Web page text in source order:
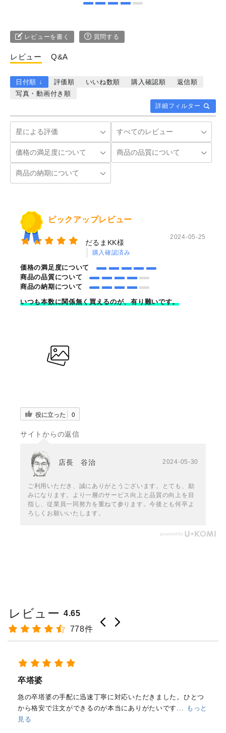
レビューを書く 質問する
レビュー Q&A
詳細フィルター
日付順 ↓ 評価順 いいね数順 購入確認順
返信順
写真・動画付き順
ピックアップレビュー
だるまKK様
購入確認済み
2024-05-25
価格の満足度について
商品の品質について
商品の納期について
いつも本数に関係無く買えるのが、有り難いです。
役に立った 0
サイトからの返信
店長 谷治 2024-05-30
ご利用いただき、誠にありがとうございます。とても、励
みになります。より一層のサービス向上と品質の向上を目
指し、従業員一同努力を重ねて参ります。今後とも何卒よ
ろしくお願いいたします。
レビュー 4.65
778件
経木塔婆・水塔婆五輪型１尺
(303mm)×62mm×0.4mm(200...
もっと見る
はじめて注文しました。メールと電話で内容照会しました
が、どちらも丁寧に対応していただきました。製品の